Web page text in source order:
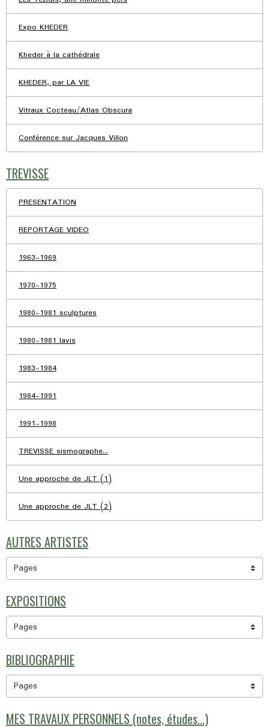
Expo KHEDER
Kheder à la cathédrale
KHEDER, par LA VIE
Vitraux Cocteau/Atlas Obscura
Conférence sur Jacques Villon
TREVISSE
PRESENTATION
REPORTAGE VIDEO
1963-1969
1970-1975
1980-1981 sculptures
1980-1981 lavis
1983-1984
1984-1991
1991-1998
TREVISSE sismographe...
Une approche de JLT (1)
Une approche de JLT (2)
AUTRES ARTISTES
EXPOSITIONS
BIBLIOGRAPHIE
MES TRAVAUX PERSONNELS (notes, études...)